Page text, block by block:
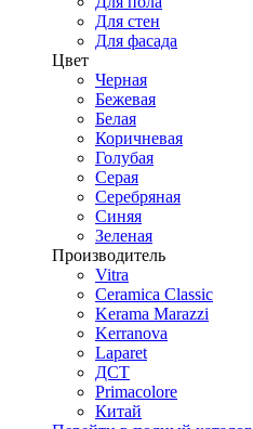
Для стен
Для фасада
Цвет
Черная
Бежевая
Белая
Коричневая
Голубая
Серая
Серебряная
Синяя
Зеленая
Производитель
Vitra
Ceramica Classic
Kerama Marazzi
Kerranova
Laparet
ДСТ
Primacolore
Китай